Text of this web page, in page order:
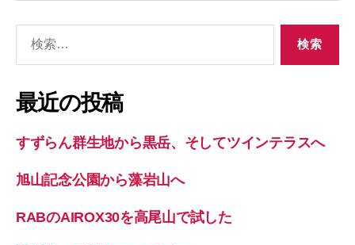
象:
最近の投稿
すずらん群生地から黒岳、そしてツインテラスへ
旭山記念公園から藻岩山へ
RABのAIROX30を高尾山で試した